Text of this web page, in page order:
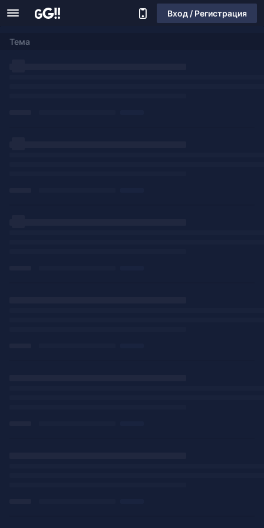
Вход / Регистрация
Тема